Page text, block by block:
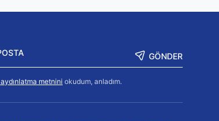
GÖNDER
metnini okudum, anladım.